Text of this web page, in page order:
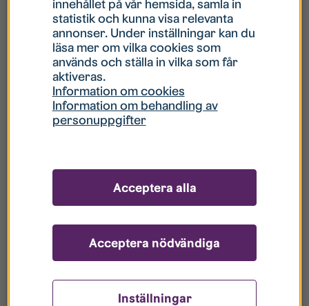
Hur gör jag om mitt konto är låst?
Hur gör jag när jag glömt mitt lösenord?
Vad innebär Gästkonto/Gästanvändare?
innehållet på vår hemsida, samla in
statistik och kunna visa relevanta
annonser. Under inställningar kan du
läsa mer om vilka cookies som
används och ställa in vilka som får
aktiveras.
Information om cookies
Information om behandling av
personuppgifter
Inställningar
Acceptera nödvändiga
Acceptera alla